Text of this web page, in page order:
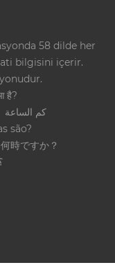
58 dilde her
bilgisini içerir.
है?
كم الساعة
são?
時ですか？